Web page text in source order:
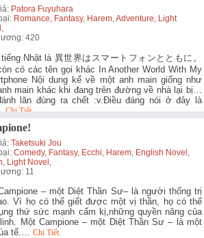
Patora Fuyuhara
Romance Fantasy, Harem ,Adventure Light
420
Nhật là 異世界はスマートフォンとともに。
có các tên gọi khác In Another World With My
Nội dung kể về một anh main giống như
main khác khi đang trên đường về nhà lại bị…
lăn đùng ra chết :v.Điều đáng nói ở đây là
Chi Tiết.
Taketsuki Jou
Comedy, Fantasy, Ecchi Harem English Novel
Light Novel
11
– một Diệt Thần Sư– là người thống trị
Vì họ có thể giết được một vị thần, họ có thể
thứ sức mạnh cấm kị,những quyền năng của
Một Campione – một Diệt Thần Sư – là một
tể.…Chi Tiết.